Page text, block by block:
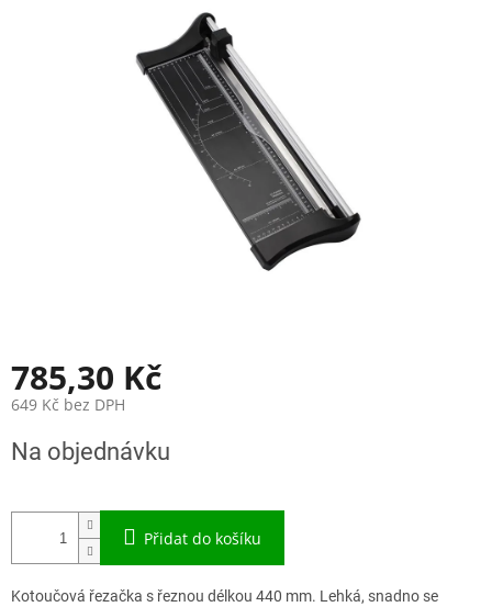
785,30 Kč
649 Kč bez DPH
cena:
Na objednávku
Přidat do košíku
Kotoučová řezačka s řeznou délkou 440 mm. Lehká, snadno se